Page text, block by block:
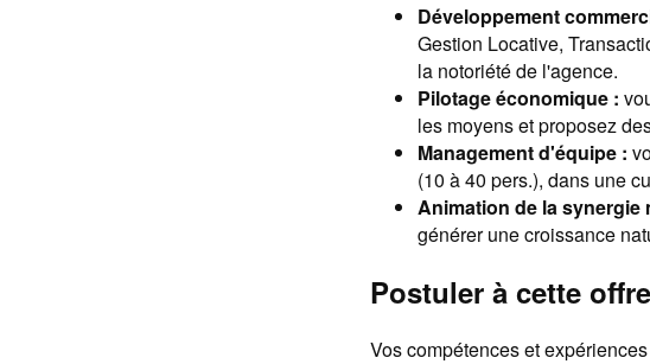
Développement
Gestion Locative,
la notoriété de l'agence.
Pilotage économique :
les moyens et proposez
Management d'équipe :
(10 à 40 pers.), dans une
Animation de la synergie
générer une croissance
Postuler à cette offre
Vos compétences et